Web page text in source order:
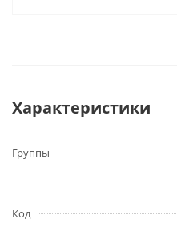
Характеристики
Группы
Код